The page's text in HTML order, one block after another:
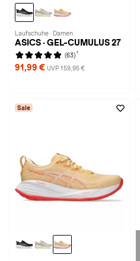
Laufschuhe · Damen
ASICS · GEL-CUMULUS 27
(63) 1
91,99 € UVP 159,95 €
Sale